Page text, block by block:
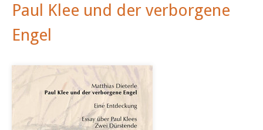
Paul Klee und der verborgene
Engel